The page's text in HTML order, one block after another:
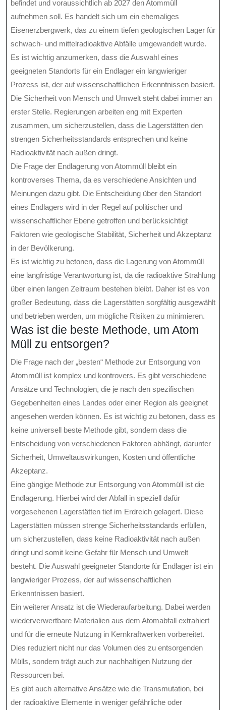
befindet und voraussichtlich ab 2027 den Atommüll
aufnehmen soll. Es handelt sich um ein ehemaliges
Eisenerzbergwerk, das zu einem tiefen geologischen Lager für
schwach- und mittelradioaktive Abfälle umgewandelt wurde.
Es ist wichtig anzumerken, dass die Auswahl eines
geeigneten Standorts für ein Endlager ein langwieriger
Prozess ist, der auf wissenschaftlichen Erkenntnissen basiert.
Die Sicherheit von Mensch und Umwelt steht dabei immer an
erster Stelle. Regierungen arbeiten eng mit Experten
zusammen, um sicherzustellen, dass die Lagerstätten den
strengen Sicherheitsstandards entsprechen und keine
Radioaktivität nach außen dringt.
Die Frage der Endlagerung von Atommüll bleibt ein
kontroverses Thema, da es verschiedene Ansichten und
Meinungen dazu gibt. Die Entscheidung über den Standort
eines Endlagers wird in der Regel auf politischer und
wissenschaftlicher Ebene getroffen und berücksichtigt
Faktoren wie geologische Stabilität, Sicherheit und Akzeptanz
in der Bevölkerung.
Es ist wichtig zu betonen, dass die Lagerung von Atommüll
eine langfristige Verantwortung ist, da die radioaktive Strahlung
über einen langen Zeitraum bestehen bleibt. Daher ist es von
großer Bedeutung, dass die Lagerstätten sorgfältig ausgewählt
und betrieben werden, um mögliche Risiken zu minimieren.
Was ist die beste Methode, um Atom
Müll zu entsorgen?
Die Frage nach der „besten“ Methode zur Entsorgung von
Atommüll ist komplex und kontrovers. Es gibt verschiedene
Ansätze und Technologien, die je nach den spezifischen
Gegebenheiten eines Landes oder einer Region als geeignet
angesehen werden können. Es ist wichtig zu betonen, dass es
keine universell beste Methode gibt, sondern dass die
Entscheidung von verschiedenen Faktoren abhängt, darunter
Sicherheit, Umweltauswirkungen, Kosten und öffentliche
Akzeptanz.
Eine gängige Methode zur Entsorgung von Atommüll ist die
Endlagerung. Hierbei wird der Abfall in speziell dafür
vorgesehenen Lagerstätten tief im Erdreich gelagert. Diese
Lagerstätten müssen strenge Sicherheitsstandards erfüllen,
um sicherzustellen, dass keine Radioaktivität nach außen
dringt und somit keine Gefahr für Mensch und Umwelt
besteht. Die Auswahl geeigneter Standorte für Endlager ist ein
langwieriger Prozess, der auf wissenschaftlichen
Erkenntnissen basiert.
Ein weiterer Ansatz ist die Wiederaufarbeitung. Dabei werden
wiederverwertbare Materialien aus dem Atomabfall extrahiert
und für die erneute Nutzung in Kernkraftwerken vorbereitet.
Dies reduziert nicht nur das Volumen des zu entsorgenden
Mülls, sondern trägt auch zur nachhaltigen Nutzung der
Ressourcen bei.
Es gibt auch alternative Ansätze wie die Transmutation, bei
der radioaktive Elemente in weniger gefährliche oder